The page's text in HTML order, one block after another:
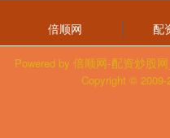
倍顺网 配
Powered by 倍顺网-配资炒股
Copyright © 2009-